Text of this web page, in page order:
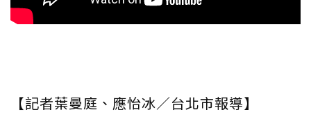
【記者葉曼庭、應怡冰／台北市報導】